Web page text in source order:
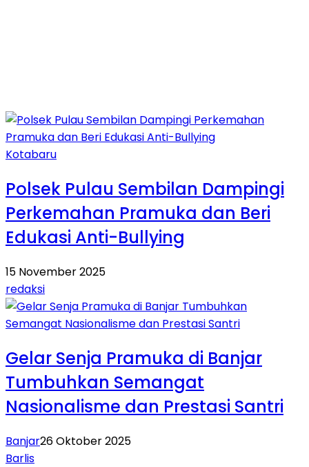
Kotabaru
Polsek Pulau Sembilan Dampingi
Perkemahan Pramuka dan Beri
Edukasi Anti-Bullying
15 November 2025
redaksi
Gelar Senja Pramuka di Banjar
Tumbuhkan Semangat
Nasionalisme dan Prestasi Santri
Banjar26 Oktober 2025
Barlis